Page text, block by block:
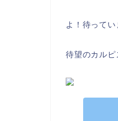
よ！待ってい
待望のカルピ